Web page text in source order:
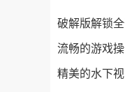
破解版解锁
流畅的游戏
精美的水下